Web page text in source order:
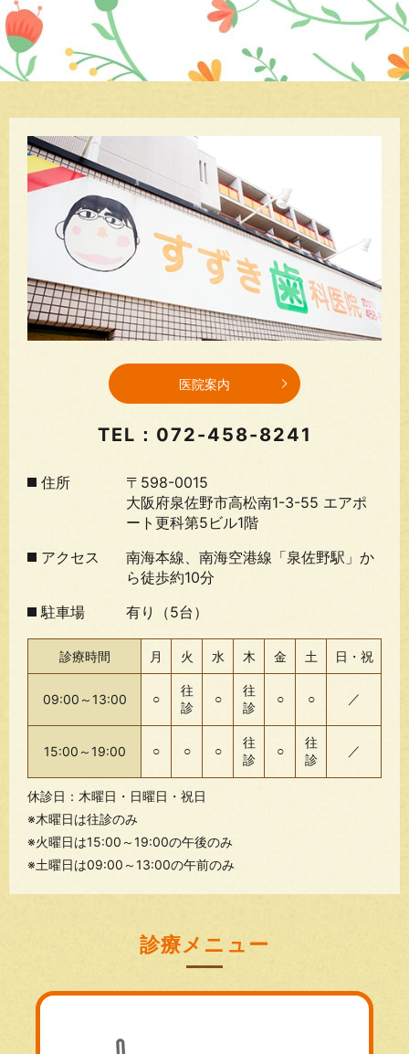
医院案内
TEL： 072-458-8241
住所
〒598-0015
大阪府泉佐野市高松南1-3-55 エアポ
ート更科第5ビル1階
アクセス
南海本線、南海空港線「泉佐野駅」か
ら徒歩約10分
駐車場
有り（5台）
診療時間 月 火 水 木 金 土 日・祝
09:00～13:00 ○
往
診
○
往
診
○ ○ ／
15:00～19:00 ○ ○ ○
往
診
○
往
診
／
休診日：木曜日・日曜日・祝日
※木曜日は往診のみ
※火曜日は15:00～19:00の午後のみ
※土曜日は09:00～13:00の午前のみ
診療メニュー